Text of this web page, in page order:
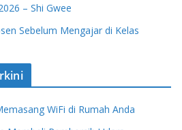
– Shi Gwee
Sebelum Mengajar di Kelas
WiFi di Rumah Anda